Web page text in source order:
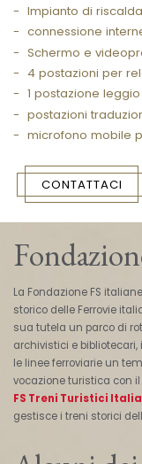
Impianto di
connessione
Schermo e
4 postazioni per
1 postazione leggio
postazioni
microfono mobile
CONTATTACI
La Fondazione FS
storico delle Ferrovie
sua tutela un parco di
archivistici e bibliotecari,
le linee ferroviarie un
vocazione turistica con il
FS Treni Turistici
gestisce i treni storici